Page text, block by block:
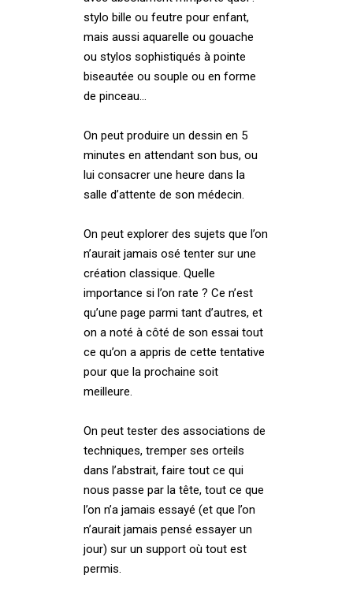
stylo bille ou feutre pour enfant,
mais aussi aquarelle ou gouache
ou stylos sophistiqués à pointe
biseautée ou souple ou en forme
de pinceau…
On peut produire un dessin en 5
minutes en attendant son bus, ou
lui consacrer une heure dans la
salle d’attente de son médecin.
On peut explorer des sujets que l’on
n’aurait jamais osé tenter sur une
création classique. Quelle
importance si l’on rate ? Ce n’est
qu’une page parmi tant d’autres, et
on a noté à côté de son essai tout
ce qu’on a appris de cette tentative
pour que la prochaine soit
meilleure.
On peut tester des associations de
techniques, tremper ses orteils
dans l’abstrait, faire tout ce qui
nous passe par la tête, tout ce que
l’on n’a jamais essayé (et que l’on
n’aurait jamais pensé essayer un
jour) sur un support où tout est
permis.